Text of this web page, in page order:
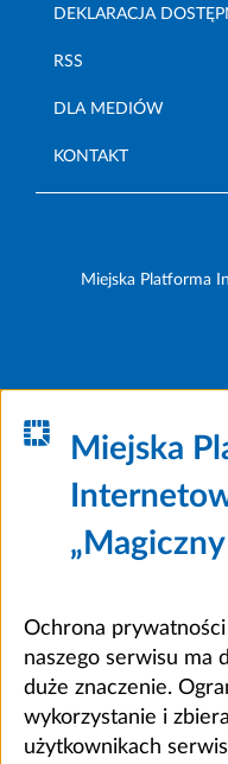
DEKLARACJA
RSS
DLA MEDIÓW
KONTAKT
Miejska Platforma
Miejska
Ochrona
naszego serwisu ma
duże znaczenie.
wykorzystanie i
użytkownikach